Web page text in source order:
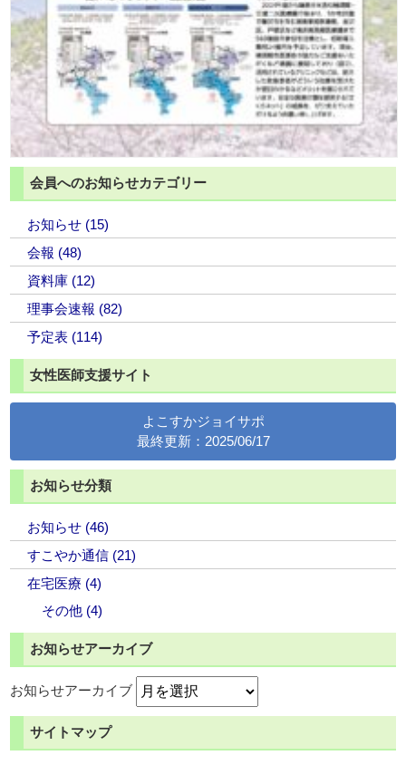
会員へのお知らせカテゴリー
お知らせ (15)
会報 (48)
資料庫 (12)
理事会速報 (82)
予定表 (114)
女性医師支援サイト
よこすかジョイサポ
最終更新：2025/06/17
お知らせ分類
お知らせ (46)
すこやか通信 (21)
在宅医療 (4)
その他 (4)
お知らせアーカイブ
お知らせアーカイブ
サイトマップ